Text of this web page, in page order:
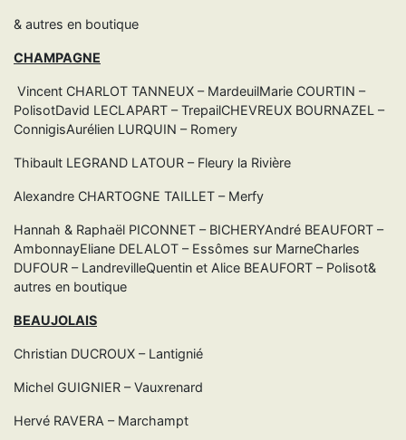
& autres en boutique
CHAMPAGNE
Vincent CHARLOT TANNEUX – MardeuilMarie COURTIN –
PolisotDavid LECLAPART – TrepailCHEVREUX BOURNAZEL –
ConnigisAurélien LURQUIN – Romery
Thibault LEGRAND LATOUR – Fleury la Rivière
Alexandre CHARTOGNE TAILLET – Merfy
Hannah & Raphaël PICONNET – BICHERYAndré BEAUFORT –
AmbonnayEliane DELALOT – Essômes sur MarneCharles
DUFOUR – LandrevilleQuentin et Alice BEAUFORT – Polisot&
autres en boutique
BEAUJOLAIS
Christian DUCROUX – Lantignié
Michel GUIGNIER – Vauxrenard
Hervé RAVERA – Marchampt